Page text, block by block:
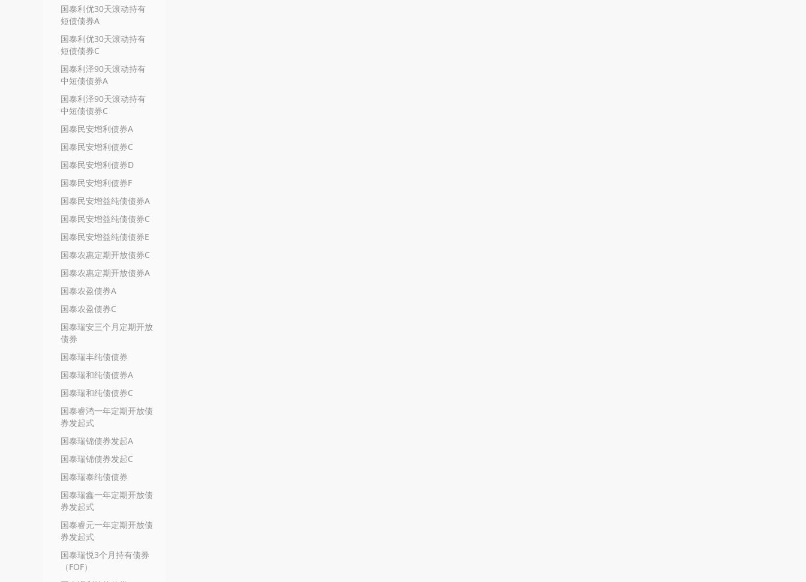
国泰利优30天滚动持有
短债债券A
国泰利优30天滚动持有
短债债券C
国泰利泽90天滚动持有
中短债债券A
国泰利泽90天滚动持有
中短债债券C
国泰民安增利债券A
国泰民安增利债券C
国泰民安增利债券D
国泰民安增利债券F
国泰民安增益纯债债券A
国泰民安增益纯债债券C
国泰民安增益纯债债券E
国泰农惠定期开放债券C
国泰农惠定期开放债券A
国泰农盈债券A
国泰农盈债券C
国泰瑞安三个月定期开放
债券
国泰瑞丰纯债债券
国泰瑞和纯债债券A
国泰瑞和纯债债券C
国泰睿鸿一年定期开放债
券发起式
国泰瑞锦债券发起A
国泰瑞锦债券发起C
国泰瑞泰纯债债券
国泰瑞鑫一年定期开放债
券发起式
国泰睿元一年定期开放债
券发起式
国泰瑞悦3个月持有债券
（FOF）